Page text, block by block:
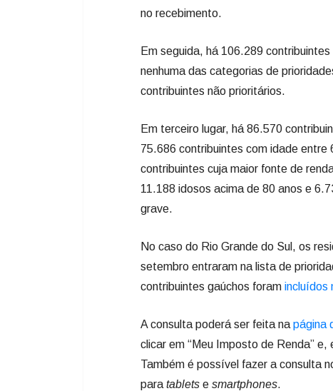
no recebimento.
Em seguida, há 106.289
nenhuma das categorias de
contribuintes não prioritários.
Em terceiro lugar, há 86.570
75.686 contribuintes com idade
contribuintes cuja maior fonte de
11.188 idosos acima de 80 anos e
grave.
No caso do Rio Grande do Sul, os
setembro entraram na lista de
contribuintes gaúchos foram incluídos
A consulta poderá ser feita na página
clicar em “Meu Imposto de Renda”
Também é possível fazer a consulta
para tablets e smartphones.